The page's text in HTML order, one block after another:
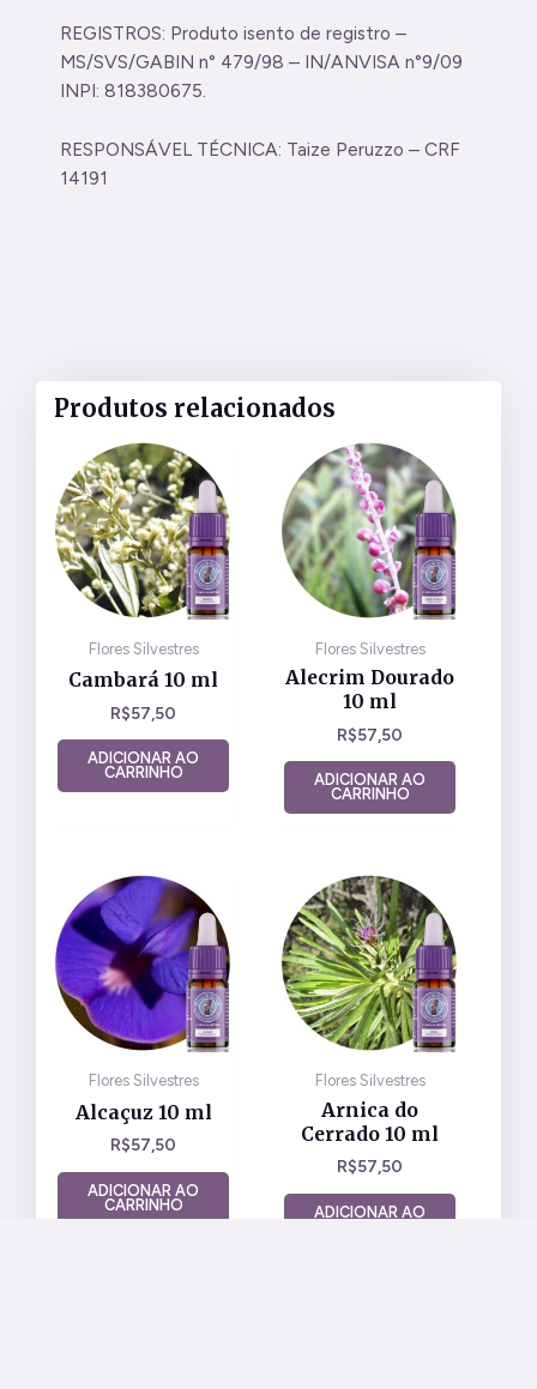
REGISTROS: Produto isento de registro –
MS/SVS/GABIN n° 479/98 – IN/ANVISA n°9/09
INPI: 818380675.
RESPONSÁVEL TÉCNICA: Taize Peruzzo – CRF
14191
Produtos relacionados
Flores Silvestres
Cambará 10 ml
R$57,50
ADICIONAR AO
CARRINHO
Flores Silvestres
Alecrim Dourado
10 ml
R$57,50
ADICIONAR AO
CARRINHO
Flores Silvestres
Alcaçuz 10 ml
R$57,50
ADICIONAR AO
CARRINHO
Flores Silvestres
Arnica do
Cerrado 10 ml
R$57,50
ADICIONAR AO